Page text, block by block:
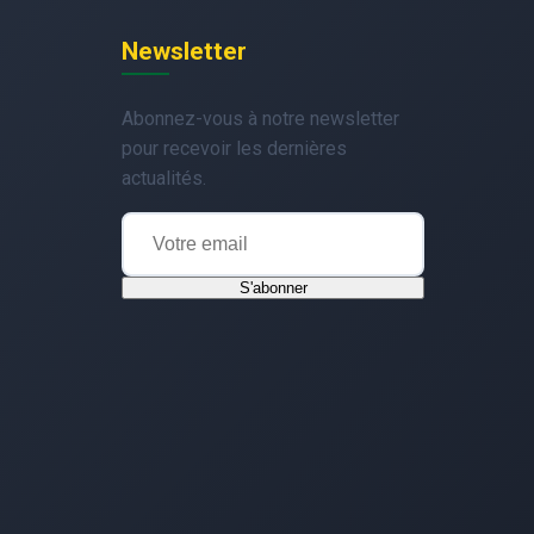
Newsletter
Abonnez-vous à notre newsletter
pour recevoir les dernières
actualités.
S'abonner